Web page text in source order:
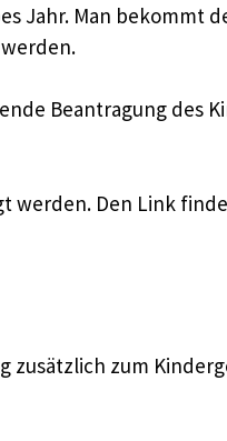
Jahr. Man bekommt
Beantragung des
Den Link
zusätzlich zum